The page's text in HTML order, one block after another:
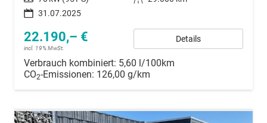
31.07.2025
22.190,– €
incl. 19% MwSt.
Details
Verbrauch kombiniert: 5,60 l/100km
CO2-Emissionen: 126,00 g/km